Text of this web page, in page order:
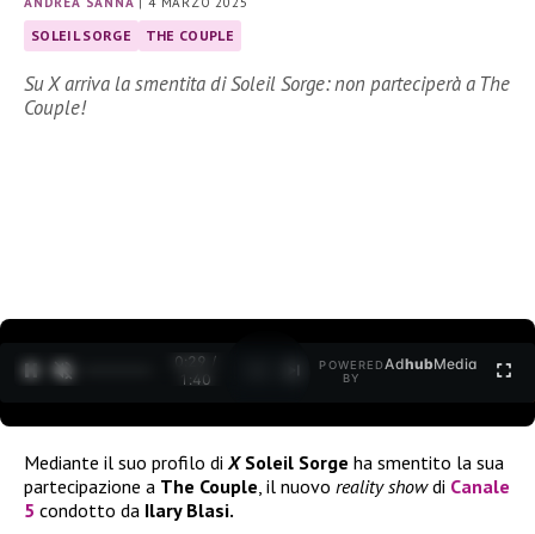
SOLEIL SORGE THE COUPLE
Su X arriva la smentita di Soleil Sorge: non parteciperà a The
Couple!
0:30 /
1:40
POWERED
BY
AdhubMedia
Mediante il suo profilo di X Soleil Sorge ha smentito la sua
partecipazione a The Couple , il nuovo reality showdi Canale
5 condotto da Ilary Blasi.